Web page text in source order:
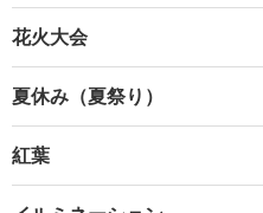
花火大会
夏休み（夏祭り）
紅葉